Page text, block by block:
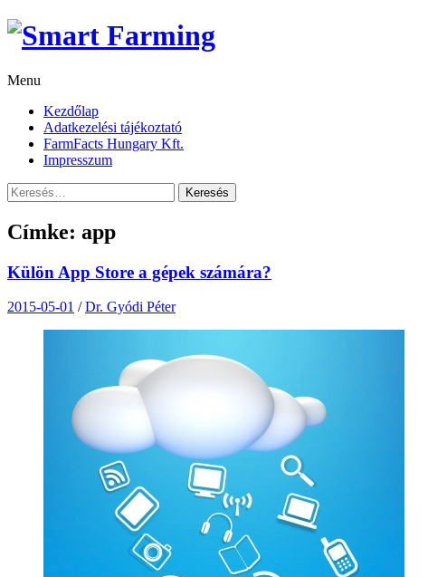
Skip
Menu
Kezdőlap
Adatkezelési tájékoztató
FarmFacts Hungary Kft.
Impresszum
Keresés:
Címke: app
Külön App Store a gépek számára?
2015-05-01 /Dr. Gyódi Péter